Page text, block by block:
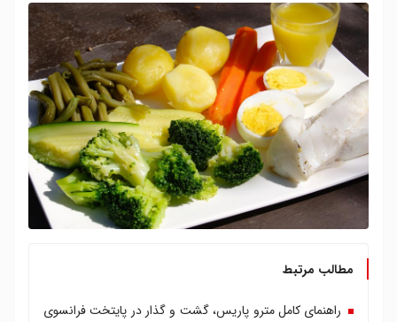
مطالب مرتبط
راهنمای کامل مترو پاریس، گشت و گذار در پایتخت فرانسوی